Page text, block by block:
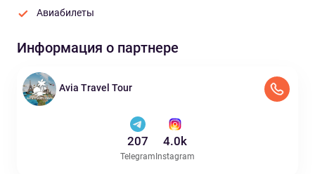
Авиабилеты
Информация о партнере
Avia Travel Tour
207
Telegram
4.0k
Instagram